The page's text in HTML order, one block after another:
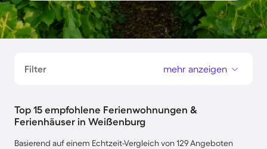
Filter mehr anzeigen
Top 15 empfohlene Ferienwohnungen &
Ferienhäuser in Weißenburg
Basierend auf einem Echtzeit-Vergleich von 129 Angeboten